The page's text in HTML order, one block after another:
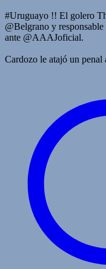
#Uruguayo !! El golero
@Belgrano y
ante @AAAJoficial.
Cardozo le atajó un